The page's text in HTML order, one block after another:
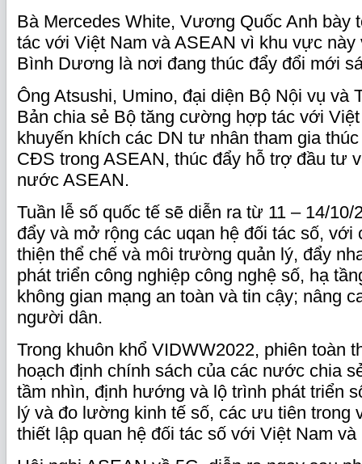
Bà Mercedes White, Vương Quốc Anh bày
tác với Việt Nam và ASEAN vì khu vực này
Bình Dương là nơi đang thúc đẩy đổi mới
Ông Atsushi, Umino, đại diện Bộ Nội vụ và
Bản chia sẻ Bộ tăng cường hợp tác với
khuyến khích các DN tư nhân tham gia
CĐS trong ASEAN, thúc đẩy hỗ trợ đầu tư
nước ASEAN.
Tuần lễ số quốc tế sẽ diễn ra từ 11 – 14/10/
đẩy và mở rộng các uqan hệ đối tác số, với
thiện thể chế và môi trường quản lý, đẩy
phát triển công nghiệp công nghệ số, hạ
không gian mạng an toàn và tin cậy; nâng
người dân.
Trong khuôn khổ VIDWW2022, phiên toàn
hoạch định chính sách của các nước chia
tầm nhìn, định hướng và lộ trình phát triển
lý và đo lường kinh tế số, các ưu tiên trong
thiết lập quan hệ đối tác số với Việt Nam